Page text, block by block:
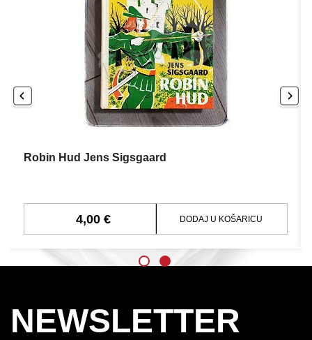
Robin Hud Jens Sigsgaard
4,00 € DODAJ U KOŠARICU
NEWSLETTER